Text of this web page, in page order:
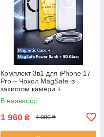
Комплект 3в1 для iPhone 17
Pro – Чохол MagSafe із
захистом камери +
Повербанк 30000 mAh
(швидка зарядка) + Захисне
В наявності
1 960 ₴ 4 000 ₴